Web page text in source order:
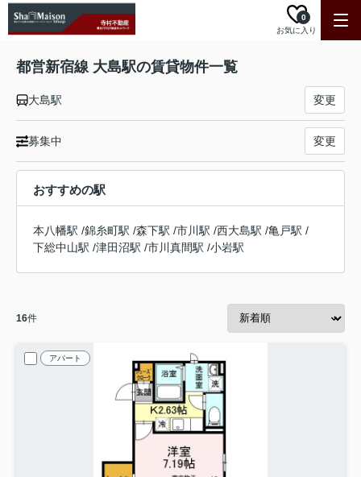
お気に入り
0
都営新宿線 大島駅の賃貸物件一覧
大島駅 変更
募集中 変更
おすすめの駅
本八幡駅 /錦糸町駅 /森下駅 /市川駅 /西大島駅 /亀戸駅 /
下総中山駅 /津田沼駅 /市川真間駅 /小岩駅
16件
アパート